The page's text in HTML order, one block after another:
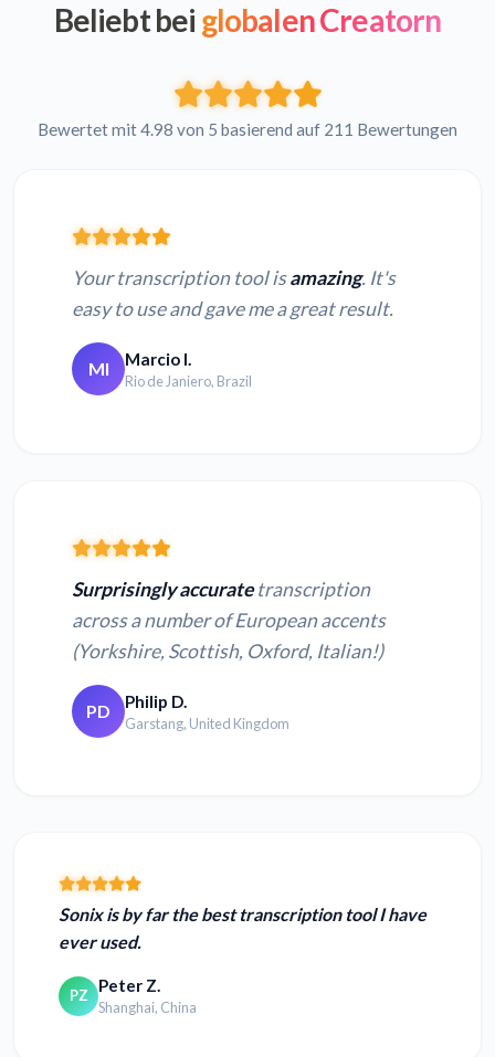
Beliebt bei globalen Creatorn
Bewertet mit 4.98 von 5 basierend auf 211 Bewertungen
Your transcription tool isamazing. It's
easy to use and gave me a great result.
MI Marcio I.
Rio de Janiero, Brazil
Surprisingly accuratetranscription
across a number of European accents
(Yorkshire, Scottish, Oxford, Italian!)
PD Philip D.
Garstang, United Kingdom
Sonix is by far the best transcription tool I have
ever used.
PZ Peter Z.
Shanghai, China